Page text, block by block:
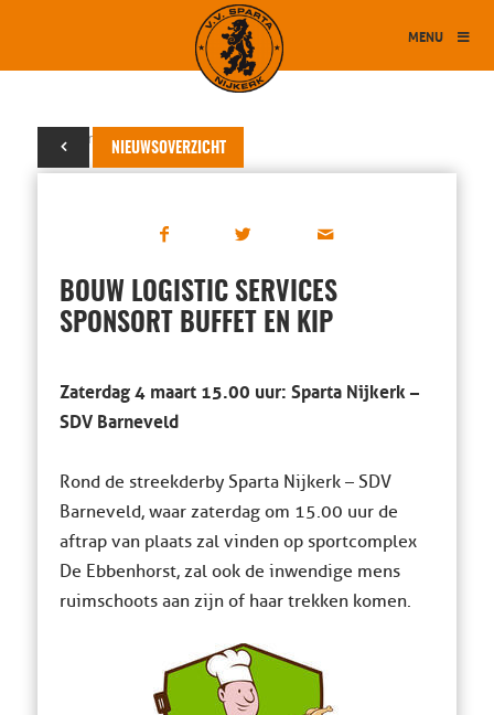
MENU
NIEUWSOVERZICHT
01 maart 2017
BOUW LOGISTIC SERVICES
SPONSORT BUFFET EN KIP
Zaterdag 4 maart 15.00 uur: Sparta Nijkerk –
SDV Barneveld
Rond de streekderby Sparta Nijkerk – SDV
Barneveld, waar zaterdag om 15.00 uur de
aftrap van plaats zal vinden op sportcomplex
De Ebbenhorst, zal ook de inwendige mens
ruimschoots aan zijn of haar trekken komen.